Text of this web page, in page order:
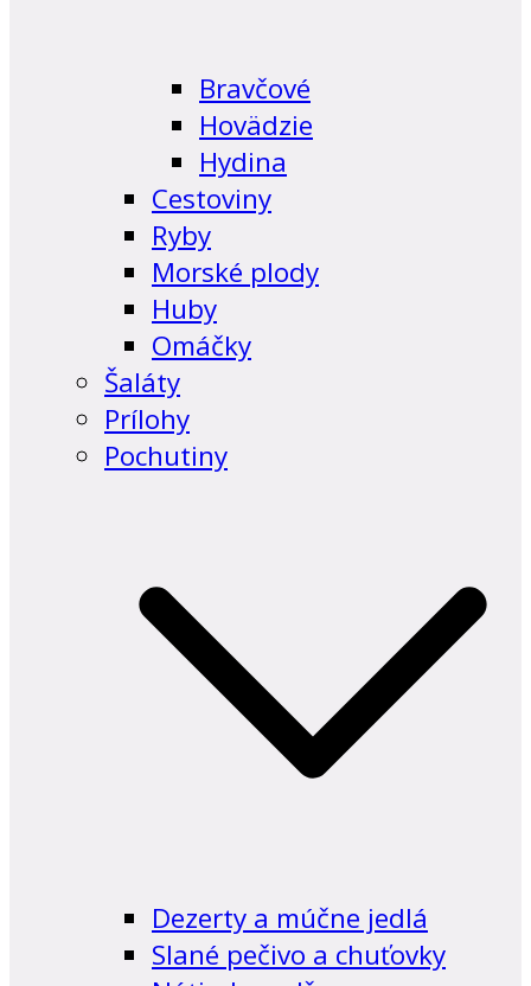
Bravčové
Hovädzie
Hydina
Cestoviny
Ryby
Morské plody
Huby
Omáčky
Šaláty
Prílohy
Pochutiny
Dezerty a múčne jedlá
Slané pečivo a chuťovky